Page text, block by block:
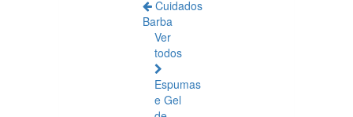
Cuidados
Barba
Ver
todos
Espumas
e Gel